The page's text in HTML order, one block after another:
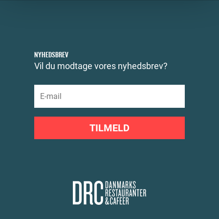
NYHEDSBREV
Vil du modtage vores nyhedsbrev?
TILMELD